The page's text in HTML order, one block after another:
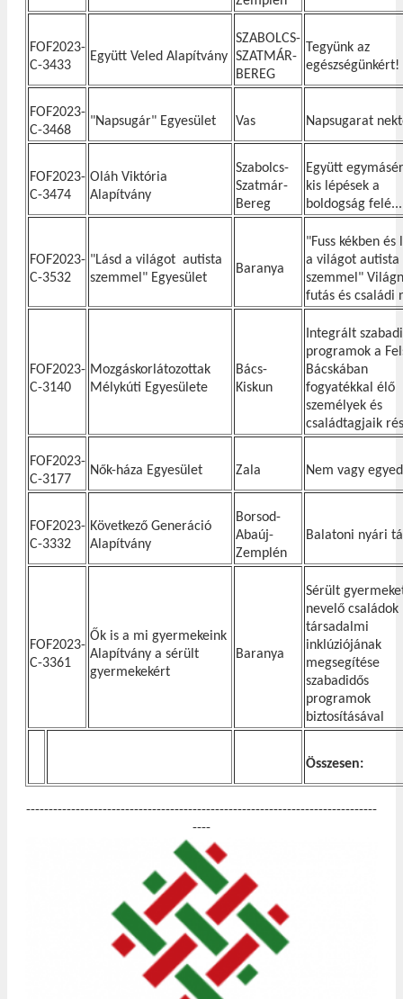
FOF2023-
C-3433
Együtt Veled Alapítvány
SZABOLCS-
SZATMÁR-
BEREG
Tegyünk az
egészségünkért!
FOF2023-
C-3468
"Napsugár" Egyesület Vas Napsugarat
FOF2023-
C-3474
Oláh Viktória
Alapítvány
Szabolcs-
Szatmár-
Bereg
Együtt
kis lépések a
boldogság felé...
FOF2023-
C-3532
"Lásd a világot autista
szemmel" Egyesület
Baranya
"Fuss kékben és
a világot autista
szemmel"
futás és családi
FOF2023-
C-3140
Mozgáskorlátozottak
Mélykúti Egyesülete
Bács-
Kiskun
Integrált
programok a
Bácskában
fogyatékkal élő
személyek és
családtagjaik
FOF2023-
C-3177
Nők-háza Egyesület Zala Nem vagy
FOF2023-
C-3332
Következő Generáció
Alapítvány
Borsod-
Abaúj-
Zemplén
Balatoni nyári
FOF2023-
C-3361
Ők is a mi gyermekeink
Alapítvány a sérült
gyermekekért
Baranya
Sérült
nevelő családok
társadalmi
inklúziójának
megsegítése
szabadidős
programok
biztosításával
Összesen:
------------------------------------------------------------------------------
----